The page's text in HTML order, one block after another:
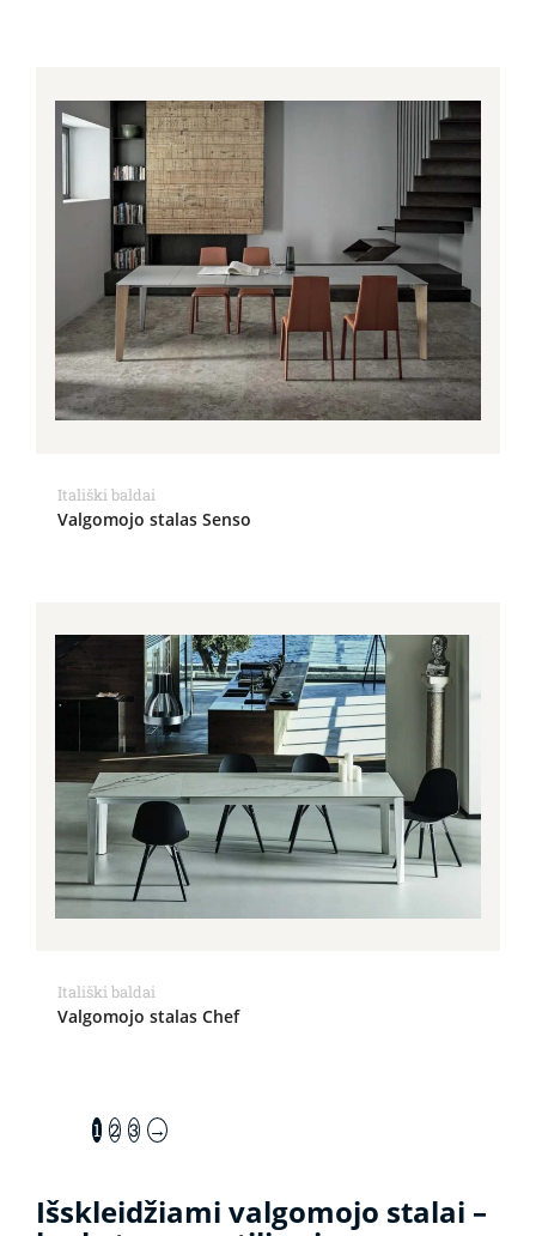
Itališki baldai
Valgomojo stalas Senso
Itališki baldai
Valgomojo stalas Chef
1 2 3 →
Išskleidžiami valgomojo stalai –